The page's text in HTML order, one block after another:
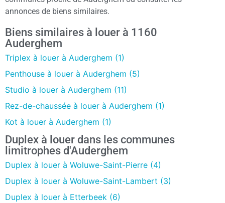
annonces de biens similaires.
Biens similaires à louer à 1160
Auderghem
Triplex à louer à Auderghem (1)
Penthouse à louer à Auderghem (5)
Studio à louer à Auderghem (11)
Rez-de-chaussée à louer à Auderghem (1)
Kot à louer à Auderghem (1)
Duplex à louer dans les communes
limitrophes d'Auderghem
Duplex à louer à Woluwe-Saint-Pierre (4)
Duplex à louer à Woluwe-Saint-Lambert (3)
Duplex à louer à Etterbeek (6)